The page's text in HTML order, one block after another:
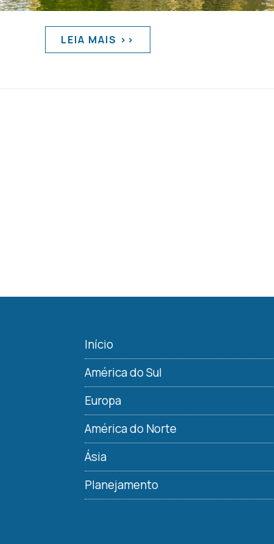
LEIA MAIS >>
Início
América do Sul
Europa
América do Norte
Ásia
Planejamento